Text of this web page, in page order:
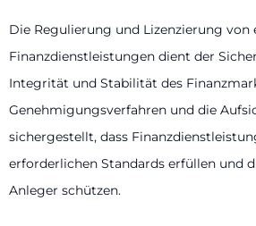
Die Regulierung und Lizenzierung
Finanzdienstleistungen dient der
Integrität und Stabilität des
Genehmigungsverfahren und die
sichergestellt, dass
erforderlichen Standards erfüllen und
Anleger schützen.